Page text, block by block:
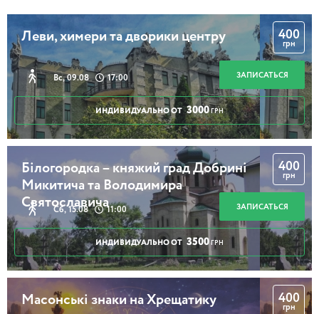
Леви, химери та дворики центру
Вс, 09.08 17:00
400
грн
ЗАПИСАТЬСЯ
ИНДИВИДУАЛЬНО ОТ 3000 ГРН
Білогородка – княжий град Добрині
Микитича та Володимира
Святославича
Сб, 15.08 11:00
400
грн
ЗАПИСАТЬСЯ
ИНДИВИДУАЛЬНО ОТ 3500 ГРН
Масонські знаки на Хрещатику 400
грн